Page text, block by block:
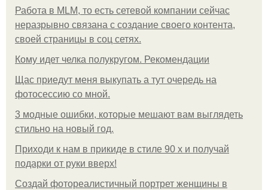
Работа в MLM, то есть сетевой компании сейчас
неразрывно связана с создание своего контента,
своей страницы в соц сетях.
Кому идет челка полукругом. Рекомендации
Щас приедут меня выкупать а тут очередь на
фотосессию со мной.
3 модные ошибки, которые мешают вам выглядеть
стильно на новый год.
Приходи к нам в прикиде в стиле 90 х и получай
подарки от руки вверх!
Создай фотореалистичный портрет женщины в